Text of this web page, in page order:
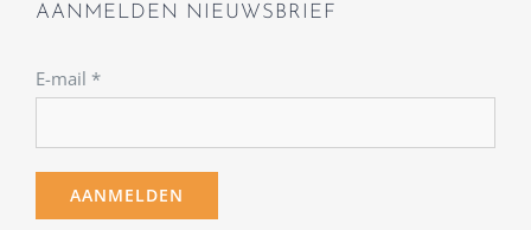
AANMELDEN NIEUWSBRIEF
E-mail *